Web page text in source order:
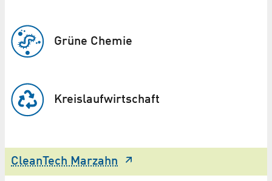
Grüne Chemie
Kreislauf­wirtschaft
CleanTech Marzahn